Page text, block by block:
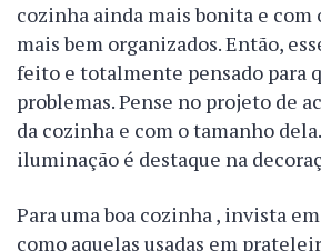
cozinha ainda mais bonita e com
mais bem organizados. Então,
feito e totalmente pensado para
problemas. Pense no projeto de
da cozinha e com o tamanho
iluminação é destaque na
Para uma boa cozinha , invista
como aquelas usadas em